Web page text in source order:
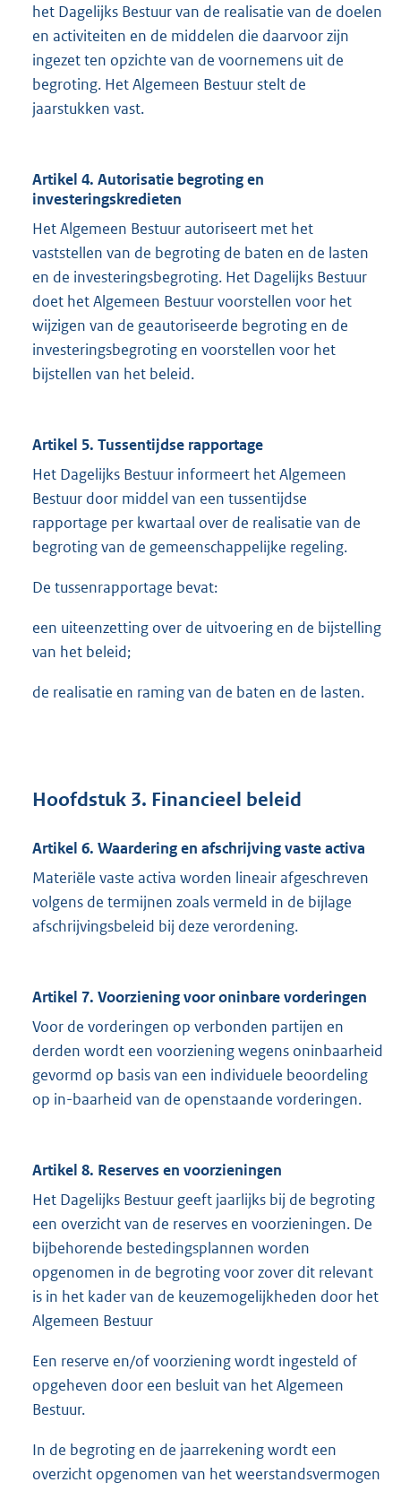
het Dagelijks Bestuur van de realisatie van de doelen
en activiteiten en de middelen die daarvoor zijn
ingezet ten opzichte van de voornemens uit de
begroting. Het Algemeen Bestuur stelt de
jaarstukken vast.
Artikel 4. Autorisatie begroting en
investeringskredieten
Het Algemeen Bestuur autoriseert met het
vaststellen van de begroting de baten en de lasten
en de investeringsbegroting. Het Dagelijks Bestuur
doet het Algemeen Bestuur voorstellen voor het
wijzigen van de geautoriseerde begroting en de
investeringsbegroting en voorstellen voor het
bijstellen van het beleid.
Artikel 5. Tussentijdse rapportage
Het Dagelijks Bestuur informeert het Algemeen
Bestuur door middel van een tussentijdse
rapportage per kwartaal over de realisatie van de
begroting van de gemeenschappelijke regeling.
De tussenrapportage bevat:
een uiteenzetting over de uitvoering en de bijstelling
van het beleid;
de realisatie en raming van de baten en de lasten.
Hoofdstuk 3. Financieel beleid
Artikel 6. Waardering en afschrijving vaste activa
Materiële vaste activa worden lineair afgeschreven
volgens de termijnen zoals vermeld in de bijlage
afschrijvingsbeleid bij deze verordening.
Artikel 7. Voorziening voor oninbare vorderingen
Voor de vorderingen op verbonden partijen en
derden wordt een voorziening wegens oninbaarheid
gevormd op basis van een individuele beoordeling
op in-baarheid van de openstaande vorderingen.
Artikel 8. Reserves en voorzieningen
Het Dagelijks Bestuur geeft jaarlijks bij de begroting
een overzicht van de reserves en voorzieningen. De
bijbehorende bestedingsplannen worden
opgenomen in de begroting voor zover dit relevant
is in het kader van de keuzemogelijkheden door het
Algemeen Bestuur
Een reserve en/of voorziening wordt ingesteld of
opgeheven door een besluit van het Algemeen
Bestuur.
In de begroting en de jaarrekening wordt een
overzicht opgenomen van het weerstandsvermogen